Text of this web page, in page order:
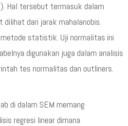
Hal tersebut termasuk dalam
dari jarak mahalanobis.
statistik. Uji normalitas ini
digunakan juga dalam analisis
tes normalitas dan outliners.
di dalam SEM memang
regresi linear dimana